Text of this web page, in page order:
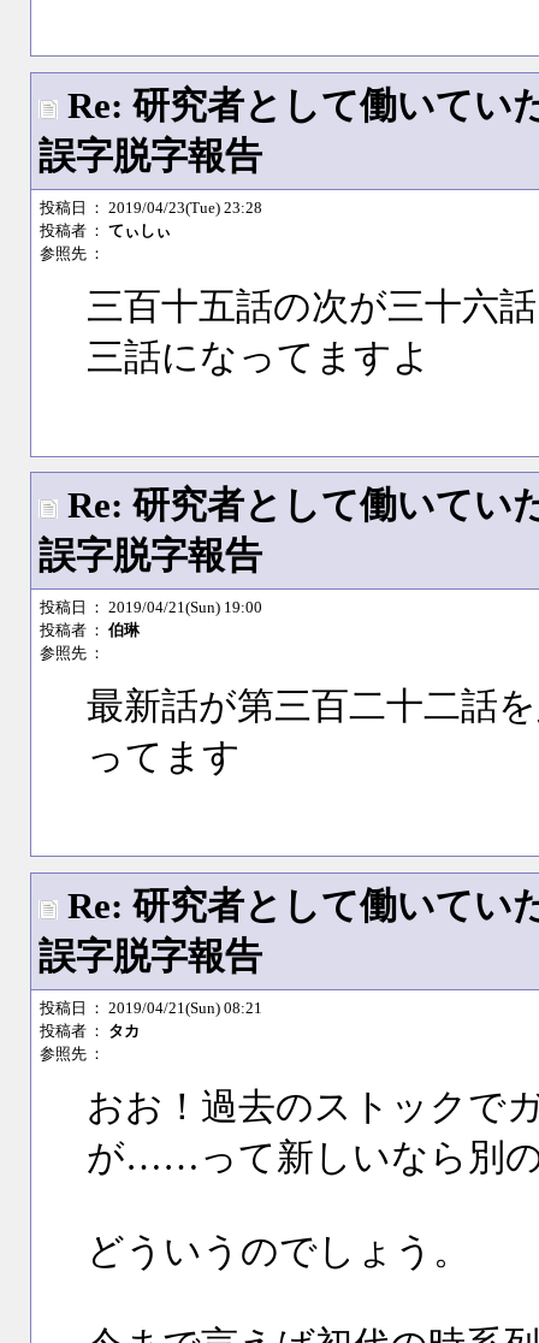
Re: 研究者として働いて
誤字脱字報告
投稿日
： 2019/04/23(Tue) 23:28
投稿者 ：てぃしぃ
参照先 ：
三百十五話の次が三十六
三話になってますよ
Re: 研究者として働いて
誤字脱字報告
投稿日
： 2019/04/21(Sun) 19:00
投稿者 ：伯琳
参照先 ：
最新話が第三百二十二話
ってます
Re: 研究者として働いて
誤字脱字報告
投稿日
： 2019/04/21(Sun) 08:21
投稿者 ： タカ
参照先 ：
おお！過去のストックで
が……って新しいなら別
どういうのでしょう。